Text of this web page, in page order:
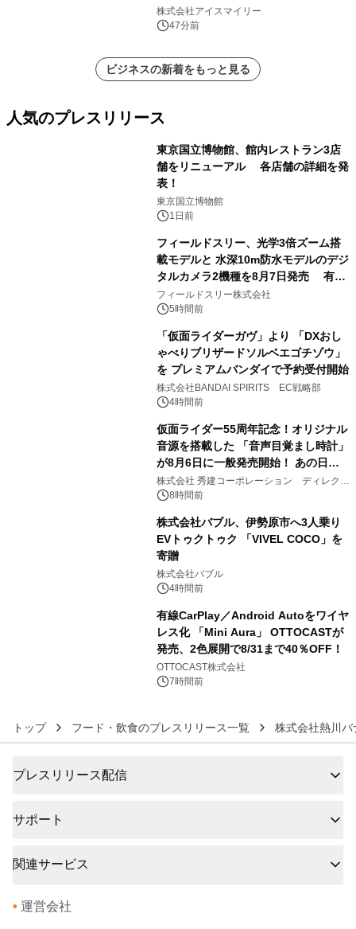
比較―自社に合う生成AIの選び方がわ
かる実践ガイド
株式会社アイスマイリー
47分前
ビジネスの新着をもっと見る
人気のプレスリリース
東京国立博物館、館内レストラン3店
舗をリニューアル 各店舗の詳細を発
表！
東京国立博物館
1日前
フィールドスリー、光学3倍ズーム搭
載モデルと 水深10m防水モデルのデジ
タルカメラ2機種を8月7日発売 有効
約1300万画素、用途別に選べるコンデ
ジ新登場
フィールドスリー株式会社
5時間前
「仮面ライダーガヴ」より 「DXおし
ゃべりブリザードソルベエゴチゾウ」
を プレミアムバンダイで予約受付開始
株式会社BANDAI SPIRITS EC戦略部
4時間前
仮面ライダー55周年記念！オリジナル
音源を搭載した 「音声目覚まし時計」
が8月6日に一般発売開始！ あの日の
大興奮が今甦る
株式会社 秀建コーポレーション ディレクト
アートギャラリー
8時間前
株式会社バブル、伊勢原市へ3人乗り
EVトゥクトゥク 「VIVEL COCO」を
寄贈
株式会社バブル
4時間前
有線CarPlay／Android Autoをワイヤ
レス化 「Mini Aura」 OTTOCASTが
発売、2色展開で8/31まで40％OFF！
OTTOCAST株式会社
7時間前
トップ フード・飲食のプレスリリース一覧 株式会社熱川バ
プレスリリース配信
サポート
関連サービス
• 運営会社